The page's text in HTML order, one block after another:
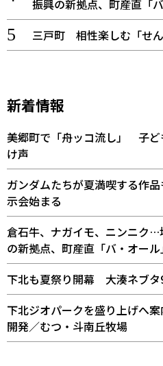
振興の新拠点、町産直「
三戸町 相性楽しむ「せん
新着情報
美郷町で「舟ッコ流し」 子ど
け声
ガンダムたちが夏満喫する作
示会始まる
倉石牛、ナガイモ、ニンニク
の新拠点、町産直「バ・オー
下北も夏祭り開幕 大湊ネブタ
下北ジオパークを盛り上げへ
開発／むつ・斗南丘牧場